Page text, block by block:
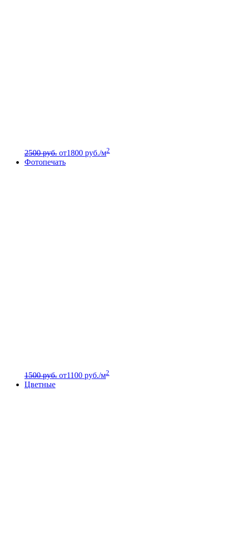
2500 руб. от1800 руб./м2
Фотопечать
1500 руб. от1100 руб./м2
Цветные